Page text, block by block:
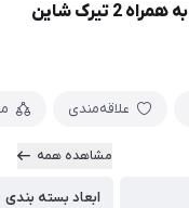
تارپ 14 متر مربع مدل Titanium Vinyl به همراه 2 تیرک شاین
علاقه‌مندی
مشاهده همه
ابعاد بسته بندی